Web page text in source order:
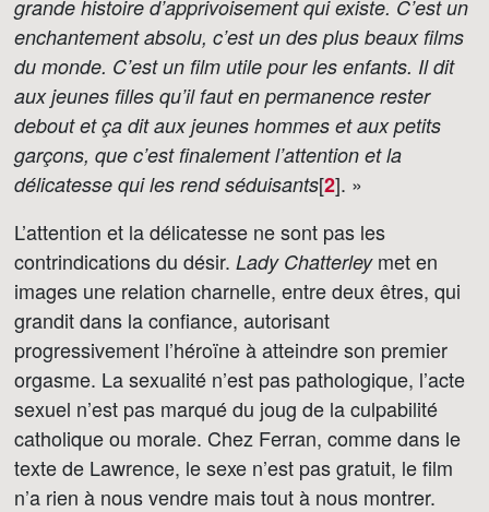
grande histoire d’apprivoisement qui existe. C’est un
enchantement absolu, c’est un des plus beaux films
du monde. C’est un film utile pour les enfants. Il dit
aux jeunes filles qu’il faut en permanence rester
debout et ça dit aux jeunes hommes et aux petits
garçons, que c’est finalement l’attention et la
délicatesse qui les rend séduisants[2]. »
L’attention et la délicatesse ne sont pas les
contrindications du désir. Lady Chatterleymet en
images une relation charnelle, entre deux êtres, qui
grandit dans la confiance, autorisant
progressivement l’héroïne à atteindre son premier
orgasme. La sexualité n’est pas pathologique, l’acte
sexuel n’est pas marqué du joug de la culpabilité
catholique ou morale. Chez Ferran, comme dans le
texte de Lawrence, le sexe n’est pas gratuit, le film
n’a rien à nous vendre mais tout à nous montrer.